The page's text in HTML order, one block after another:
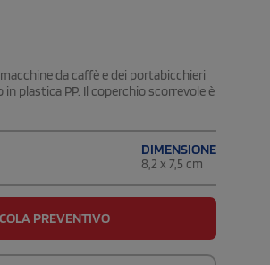
da caffè e dei portabicchieri
plastica PP. Il coperchio scorrevole è
DIMENSIONE
8,2 x 7,5 cm
PREVENTIVO